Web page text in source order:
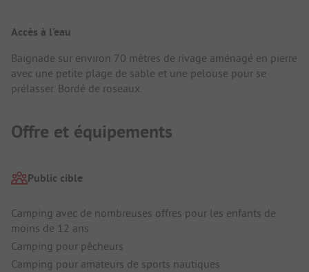
Accès à l'eau
Baignade sur environ 70 mètres de rivage aménagé en pierre
avec une petite plage de sable et une pelouse pour se
prélasser. Bordé de roseaux.
Offre et équipements
Public cible
Camping avec de nombreuses offres pour les enfants de
moins de 12 ans
Camping pour pêcheurs
Camping pour amateurs de sports nautiques